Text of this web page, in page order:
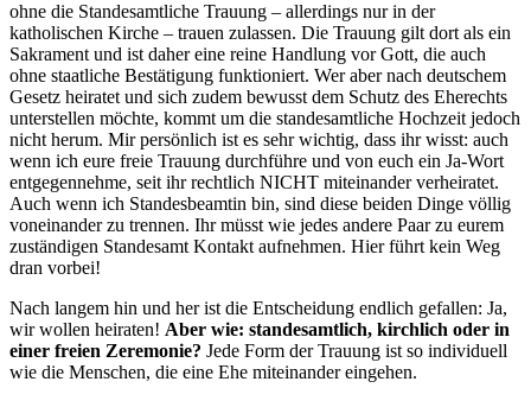
ohne die Standesamtliche Trauung – allerdings nur in der
katholischen Kirche – trauen zulassen. Die Trauung gilt dort als ein
Sakrament und ist daher eine reine Handlung vor Gott, die auch
ohne staatliche Bestätigung funktioniert. Wer aber nach deutschem
Gesetz heiratet und sich zudem bewusst dem Schutz des Eherechts
unterstellen möchte, kommt um die standesamtliche Hochzeit jedoch
nicht herum. Mir persönlich ist es sehr wichtig, dass ihr wisst: auch
wenn ich eure freie Trauung durchführe und von euch ein Ja-Wort
entgegennehme, seit ihr rechtlich NICHT miteinander verheiratet.
Auch wenn ich Standesbeamtin bin, sind diese beiden Dinge völlig
voneinander zu trennen. Ihr müsst wie jedes andere Paar zu eurem
zuständigen Standesamt Kontakt aufnehmen. Hier führt kein Weg
dran vorbei!
Nach langem hin und her ist die Entscheidung endlich gefallen: Ja,
wir wollen heiraten! Aber wie: standesamtlich, kirchlich oder in
einer freien Zeremonie? Jede Form der Trauung ist so individuell
wie die Menschen, die eine Ehe miteinander eingehen.